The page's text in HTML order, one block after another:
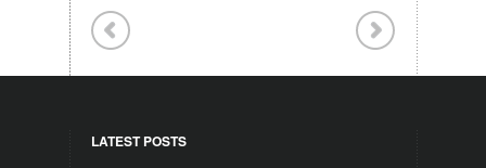
LATEST POSTS